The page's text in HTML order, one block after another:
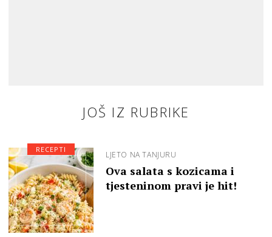
JOŠ IZ RUBRIKE
LJETO NA TANJURU
Ova salata s kozicama i
tjesteninom pravi je hit!
RECEPTI